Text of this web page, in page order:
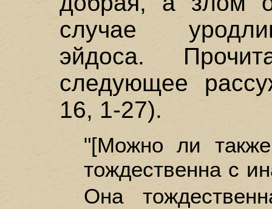
случае
эйдоса.
следующее
16, 1-27).
"[Можно ли
тождественна с
Она